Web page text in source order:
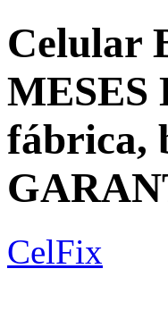
Celular
MESES
fábrica,
CelFix